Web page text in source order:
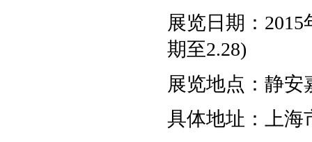
展览日期：
期至2.28)
展览地点：静安
具体地址：上海